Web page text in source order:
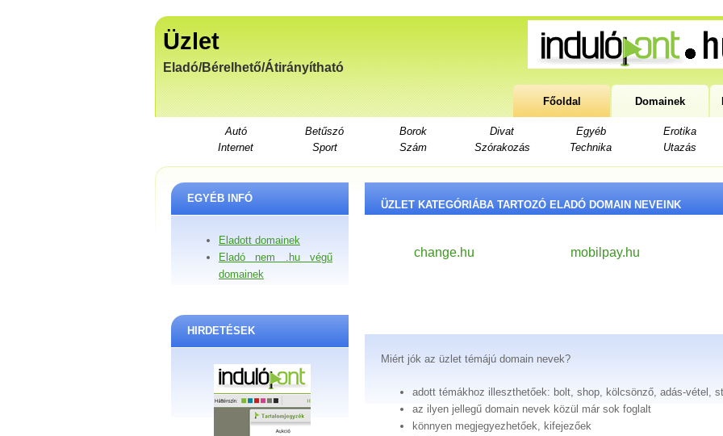
Üzlet
Eladó/Bérelhető/Átirányítható
Főoldal Domainek
Autó Betűszó Borok Divat Egyéb
Erotika
Internet
Sport Szám Szórakozás Technika Utazás
EGYÉB INFÓ
Eladott domainek
Eladó nem .hu végű
domainek
HIRDETÉSEK
ÜZLET KATEGÓRIÁBA TARTOZÓ ELADÓ DOMAIN NEVEINK
change.hu mobilpay.hu
Miért jók az üzlet témájú domain nevek?
adott témákhoz illeszthetőek: bolt, shop, kölcsönző, adás-vétel,
az ilyen jellegű domain nevek közül már sok foglalt
könnyen megjegyezhetőek, kifejezőek